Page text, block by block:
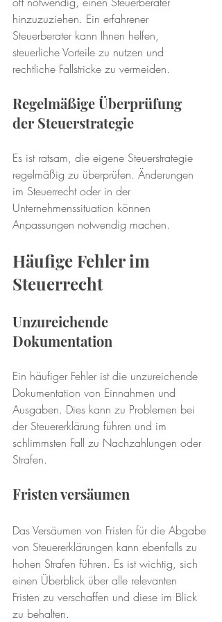
hinzuzuziehen. Ein erfahrener
Steuerberater kann Ihnen helfen,
steuerliche Vorteile zu nutzen und
rechtliche Fallstricke zu vermeiden.
Regelmäßige Überprüfung
der Steuerstrategie
Es ist ratsam, die eigene Steuerstrategie
regelmäßig zu überprüfen. Änderungen
im Steuerrecht oder in der
Unternehmenssituation können
Anpassungen notwendig machen.
Häufige Fehler im
Steuerrecht
Unzureichende
Dokumentation
Ein häufiger Fehler ist die unzureichende
Dokumentation von Einnahmen und
Ausgaben. Dies kann zu Problemen bei
der Steuererklärung führen und im
schlimmsten Fall zu Nachzahlungen oder
Strafen.
Fristen versäumen
Das Versäumen von Fristen für die Abgabe
von Steuererklärungen kann ebenfalls zu
hohen Strafen führen. Es ist wichtig, sich
einen Überblick über alle relevanten
Fristen zu verschaffen und diese im Blick
zu behalten.